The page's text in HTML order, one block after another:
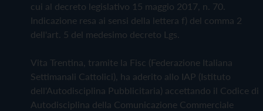
cui al decreto legislativo 15 maggio 2017, n. 70.
Indicazione resa ai sensi della lettera f) del comma 2
dell'art. 5 del medesimo decreto Lgs.
Vita Trentina, tramite la Fisc (Federazione Italiana
Settimanali Cattolici), ha aderito allo IAP (Istituto
dell'Autodisciplina Pubblicitaria) accettando il Codice di
Autodisciplina della Comunicazione Commerciale